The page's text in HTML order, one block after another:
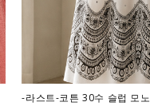
-라스트-코튼 30수 슬럽 모